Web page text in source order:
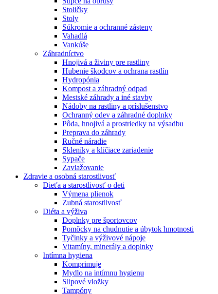
Stoličky
Stoly
Súkromie a ochranné zásteny
Vahadlá
Vankúše
Záhradníctvo
Hnojivá a živiny pre rastliny
Hubenie škodcov a ochrana rastlín
Hydropónia
Kompost a záhradný odpad
Mestské záhrady a iné stavby
Nádoby na rastliny a príslušenstvo
Ochranný odev a záhradné doplnky
Pôda, hnojivá a prostriedky na výsadbu
Preprava do záhrady
Ručné náradie
Skleníky a klíčiace zariadenie
Sypače
Zavlažovanie
Zdravie a osobná starostlivosť
Dieťa a starostlivosť o deti
Výmena plienok
Zubná starostlivosť
Diéta a výživa
Doplnky pre športovcov
Pomôcky na chudnutie a úbytok hmotnosti
Tyčinky a výživové nápoje
Vitamíny, minerály a doplnky
Intímna hygiena
Komprimuje
Mydlo na intímnu hygienu
Slipové vložky
Tampóny